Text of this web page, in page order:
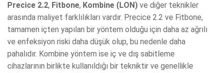
Precice 2.2, Fitbone, Kombine (LON) ve diğer teknikler
arasında maliyet farklılıkları vardır. Precice 2.2 ve Fitbone,
tamamen içten yapılan bir yöntem olduğu için daha az ağrılı
ve enfeksiyon riski daha düşük olup, bu nedenle daha
pahalıdır. Kombine yöntem ise iç ve dış sabitleme
cihazlarının birlikte kullanıldığı bir tekniktir ve genellikle